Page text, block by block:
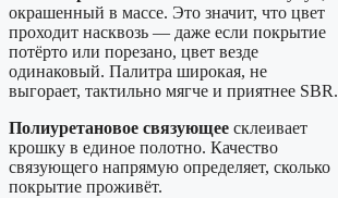
окрашенный в массе. Это значит, что цвет
проходит насквозь — даже если покрытие
потёрто или порезано, цвет везде
одинаковый. Палитра широкая, не
выгорает, тактильно мягче и приятнее SBR.
Полиуретановое связующее склеивает
крошку в единое полотно. Качество
связующего напрямую определяет, сколько
покрытие проживёт.